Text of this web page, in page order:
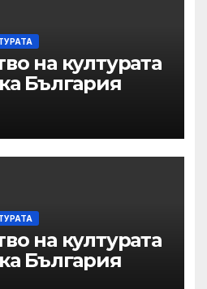
на културата
България
на културата
България